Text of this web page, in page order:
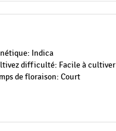
Indica
difficulté: Facile à cultiver
de floraison: Court